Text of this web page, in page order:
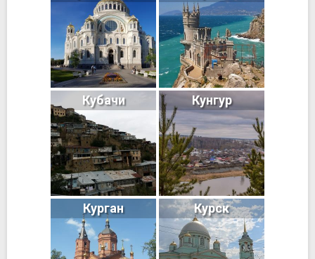
Кубачи Кунгур
Курган Курск